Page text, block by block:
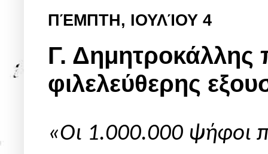
ΠΈΜΠΤΗ, ΙΟΥΛΊΟΥ 4
Γ. Δημητροκάλλης
φιλελεύθερης
«Οι 1.000.000 ψήφοι